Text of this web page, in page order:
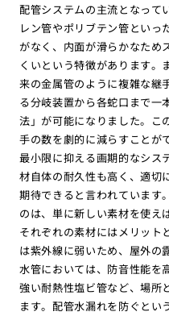
配管システムの主流となって
レン管やポリブテン管といっ
がなく、内面が滑らかなため
くいという特徴があります。
来の金属管のように複雑な継
る分岐装置から各蛇口まで一
法」が可能になりました。こ
手の数を劇的に減らすことが
最小限に抑える画期的なシス
材自体の耐久性も高く、適切
期待できると言われています
のは、単に新しい素材を使え
それぞれの素材にはメリット
は紫外線に弱いため、屋外の
水管においては、防音性能を
強い耐熱性塩ビ管など、場所
ます。配管水漏れを防ぐとい